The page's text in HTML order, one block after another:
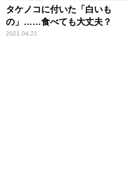
タケノコに付いた「白いも
の」……食べても大丈夫？
2021.04.21